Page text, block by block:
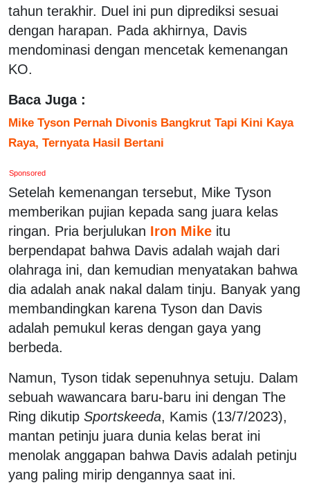
tahun terakhir. Duel ini pun diprediksi sesuai
dengan harapan. Pada akhirnya, Davis
mendominasi dengan mencetak kemenangan
KO.
Baca Juga :
Mike Tyson Pernah Divonis Bangkrut Tapi Kini Kaya
Raya, Ternyata Hasil Bertani
Sponsored
Setelah kemenangan tersebut, Mike Tyson
memberikan pujian kepada sang juara kelas
ringan. Pria berjulukan Iron Mike itu
berpendapat bahwa Davis adalah wajah dari
olahraga ini, dan kemudian menyatakan bahwa
dia adalah anak nakal dalam tinju. Banyak yang
membandingkan karena Tyson dan Davis
adalah pemukul keras dengan gaya yang
berbeda.
Namun, Tyson tidak sepenuhnya setuju. Dalam
sebuah wawancara baru-baru ini dengan The
Ring dikutip Sportskeeda, Kamis (13/7/2023),
mantan petinju juara dunia kelas berat ini
menolak anggapan bahwa Davis adalah petinju
yang paling mirip dengannya saat ini.